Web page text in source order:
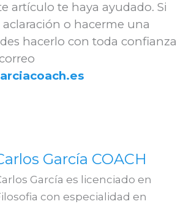
artículo te haya ayudado. Si
o hacerme una
hacerlo con toda confianza
García COACH
García es licenciado en
con especialidad en